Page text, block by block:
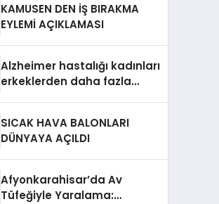
katıldı
KAMUSEN DEN İŞ BIRAKMA
EYLEMİ AÇIKLAMASI
Alzheimer hastalığı kadınları
erkeklerden daha fazla
SICAK HAVA BALONLARI
DÜNYAYA AÇILDI
Afyonkarahisar’da Av
Tüfeğiyle Yaralama: